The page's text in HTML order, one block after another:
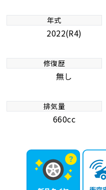
年式
2022(R4)
修復歴
無し
排気量
660cc